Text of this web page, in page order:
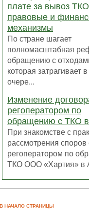
плате за вывоз
правовые и
механизмы
По стране шагает
полномасштабная
обращению с
которая затрагивает
очере...
Изменение
регоператором по
обращению с ТКО
При знакомстве с
рассмотрения споров
регоператором по
ТКО ООО «Хартия» в
В НАЧАЛО СТРАНИЦЫ